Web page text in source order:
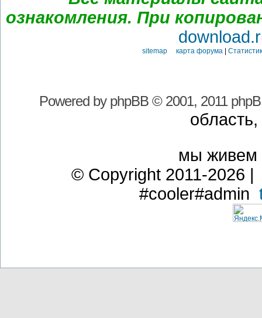
ознакомления. При
sitemap карта форума|
Powered by phpBB© 2001, 2011
мы
© Copyright 2011-2026
#cooler#admin